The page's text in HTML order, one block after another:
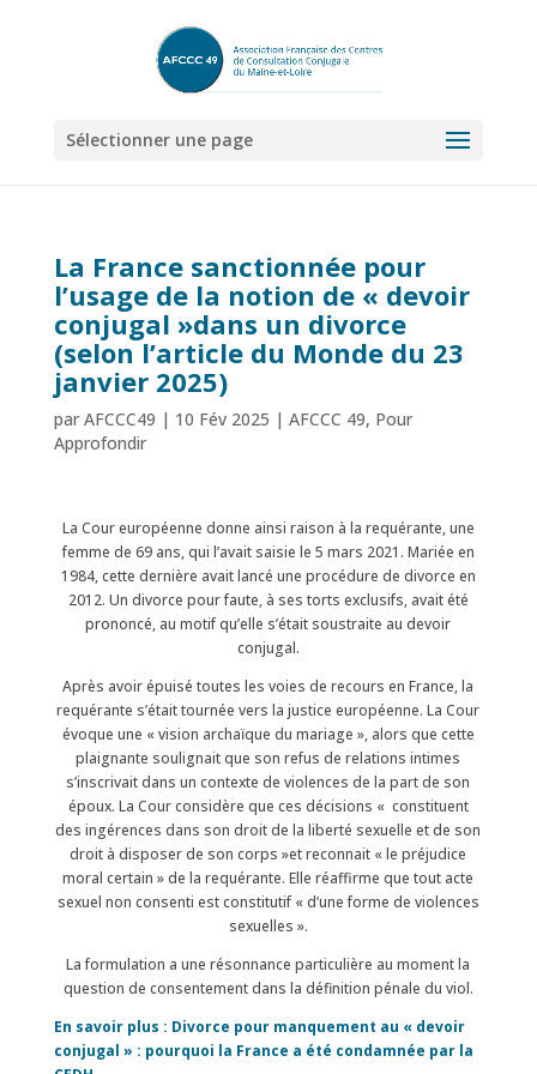
Sélectionner une page
La France sanctionnée pour
l’usage de la notion de « devoir
conjugal »dans un divorce
(selon l’article du Monde du 23
janvier 2025)
par AFCCC49 | 10 Fév 2025 | AFCCC 49, Pour
Approfondir
La Cour européenne donne ainsi raison à la requérante, une
femme de 69 ans, qui l’avait saisie le 5 mars 2021. Mariée en
1984, cette dernière avait lancé une procédure de divorce en
2012. Un divorce pour faute, à ses torts exclusifs, avait été
prononcé, au motif qu’elle s’était soustraite au devoir
conjugal.
Après avoir épuisé toutes les voies de recours en France, la
requérante s’était tournée vers la justice européenne. La Cour
évoque une « vision archaïque du mariage », alors que cette
plaignante soulignait que son refus de relations intimes
s’inscrivait dans un contexte de violences de la part de son
époux. La Cour considère que ces décisions « constituent
des ingérences dans son droit de la liberté sexuelle et de son
droit à disposer de son corps »et reconnait « le préjudice
moral certain » de la requérante. Elle réaffirme que tout acte
sexuel non consenti est constitutif « d’une forme de violences
sexuelles ».
La formulation a une résonnance particulière au moment la
question de consentement dans la définition pénale du viol.
En savoir plus : Divorce pour manquement au « devoir
conjugal » : pourquoi la France a été condamnée par la